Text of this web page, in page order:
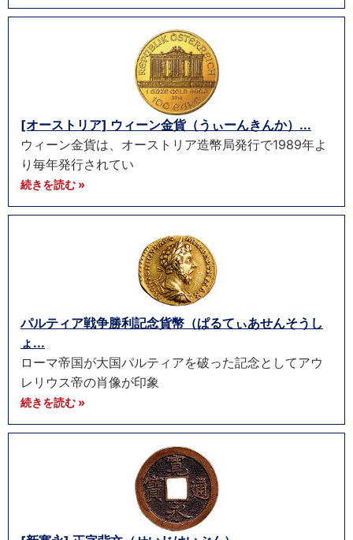
[オーストリア] ウィーン金貨（うぃーんきんか）...
ウィーン金貨は、オーストリア造幣局発行で1989年よ
り毎年発行されてい
続きを読む »
パルティア戦争勝利記念貨幣（ぱるてぃあせんそうし
ょ...
ローマ帝国が大国パルティアを破った記念としてアウ
レリウス帝の肖像が印象
続きを読む »